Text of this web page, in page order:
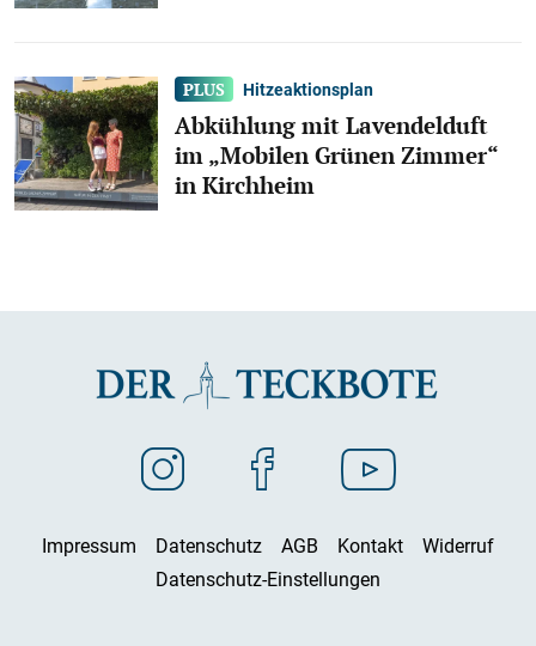
Hitzeaktionsplan
Abkühlung mit Lavendelduft
im „Mobilen Grünen Zimmer“
in Kirchheim
Impressum Datenschutz AGB Kontakt
Widerruf
Datenschutz-Einstellungen